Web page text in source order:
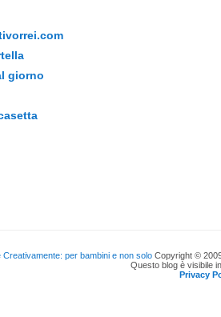
giorno
per bambini e non solo Copyright ©
Questo blog è visibile
Privacy